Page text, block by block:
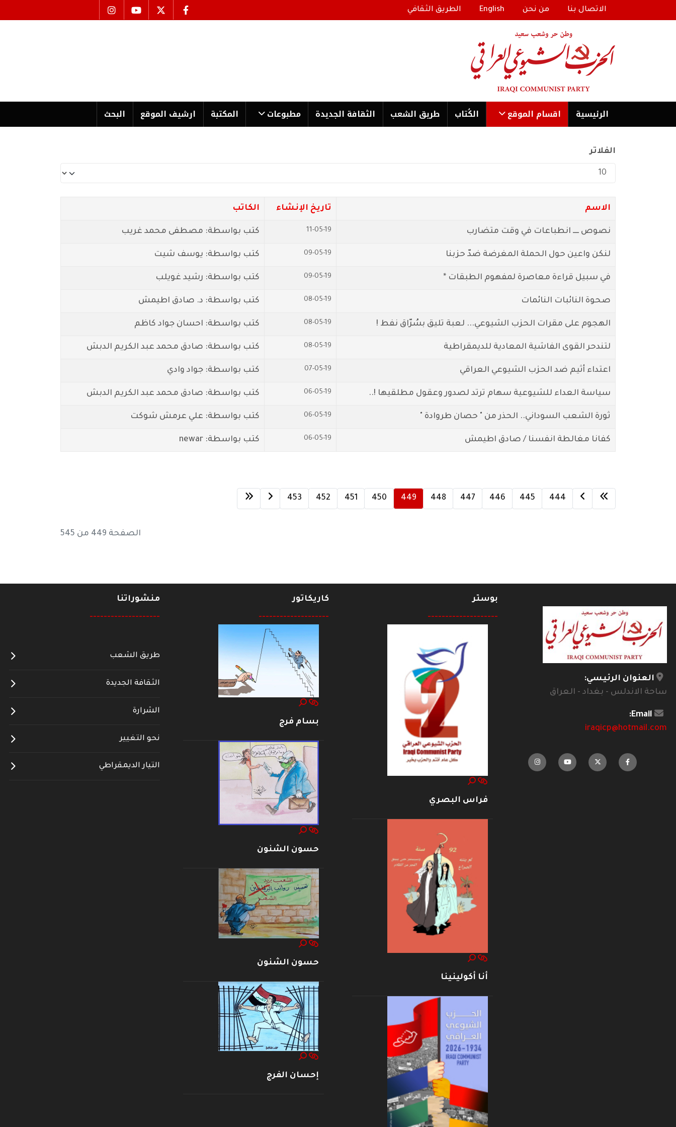
الاتصال بنا من نحن English الطريق الثقافي
الرئیسية اقسام الموقع الكُتاب طریق الشعب الثقافة الجدیدة مطبوعات المكتبة ارشیف الموقع البحث
الفلاتر
عدد الإظهارات:
الاسم تاريخ الإنشاء الكاتب
نصوص ــــ انطباعات في وقت متضارب 11-05-19 كتب بواسطة: مصطفى محمد غريب
لنكن واعين حول الحملة المغرضة ضدّ حزبنا 09-05-19 كتب بواسطة: يوسف شيت
في سبيل قراءة معاصرة لمفهوم الطبقات * 09-05-19 كتب بواسطة: رشيد غويلب
صحوة النائبات النائمات 08-05-19 كتب بواسطة: د. صادق اطيمش
الهجوم على مقرات الحزب الشيوعي... لعبة تليق بسُرّاق نفط ! 08-05-19 كتب بواسطة: احسان جواد كاظم
لتندحر القوى الفاشية المعادية للديمقراطية 08-05-19 كتب بواسطة: صادق محمد عبد الكريم الدبش
اعتداء أثيم ضد الحزب الشيوعي العراقي 07-05-19 كتب بواسطة: جواد وادي
سياسة العداء للشيوعية سهام ترتد لصدور وعقول مطلقيها !.. 06-05-19 كتب بواسطة: صادق محمد عبد الكريم الدبش
ثورة الشعب السوداني.. الحذر من " حصان طروادة " 06-05-19 كتب بواسطة: علي عرمش شوكت
كفانا مغالطة انفسنا / صادق اطيمش 06-05-19 كتب بواسطة: newar
444
445
446
447
448
449
450
451
452
453
الصفحة 449 من 545
العنوان الرئيسي:
ساحة الاندلس - بغداد - العراق
Email:
iraqicp@hotmail.com
بوستر
--------------------
فراس البصري
أنا أكولينينا
كاريكاتور
--------------------
بسام فرج
حسون الشنون
حسون الشنون
إحسان الفرج
منشوراتنا
--------------------
طريق الشعب
الثقافة الجديدة
الشرارة
نحو التغيير
التيار الديمقراطي